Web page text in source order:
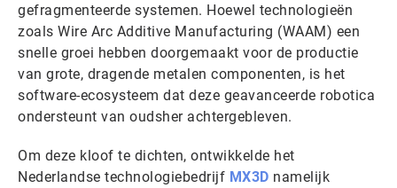
gefragmenteerde systemen. Hoewel technologieën
zoals Wire Arc Additive Manufacturing (WAAM) een
snelle groei hebben doorgemaakt voor de productie
van grote, dragende metalen componenten, is het
software-ecosysteem dat deze geavanceerde robotica
ondersteunt van oudsher achtergebleven.
Om deze kloof te dichten, ontwikkelde het
Nederlandse technologiebedrijf MX3D namelijk